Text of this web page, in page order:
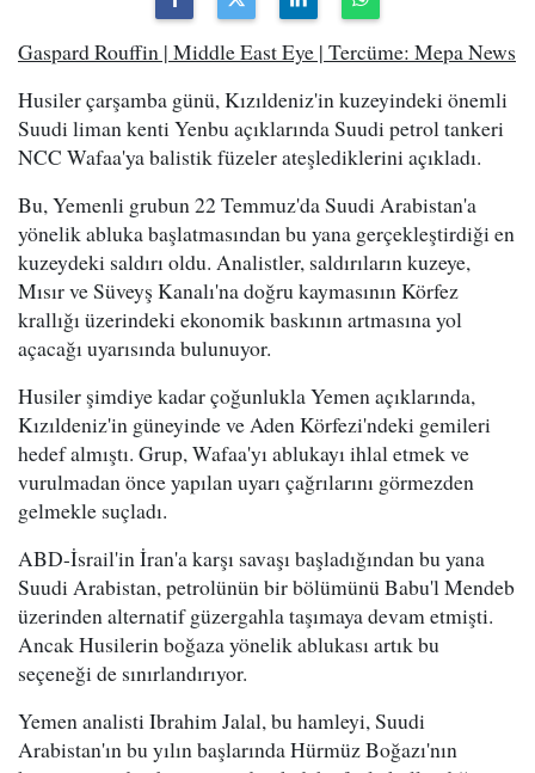
Gaspard Rouffin | Middle East Eye | Tercüme: Mepa News
Husiler çarşamba günü, Kızıldeniz'in kuzeyindeki önemli
Suudi liman kenti Yenbu açıklarında Suudi petrol tankeri
NCC Wafaa'ya balistik füzeler ateşlediklerini açıkladı.
Bu, Yemenli grubun 22 Temmuz'da Suudi Arabistan'a
yönelik abluka başlatmasından bu yana gerçekleştirdiği en
kuzeydeki saldırı oldu. Analistler, saldırıların kuzeye,
Mısır ve Süveyş Kanalı'na doğru kaymasının Körfez
krallığı üzerindeki ekonomik baskının artmasına yol
açacağı uyarısında bulunuyor.
Husiler şimdiye kadar çoğunlukla Yemen açıklarında,
Kızıldeniz'in güneyinde ve Aden Körfezi'ndeki gemileri
hedef almıştı. Grup, Wafaa'yı ablukayı ihlal etmek ve
vurulmadan önce yapılan uyarı çağrılarını görmezden
gelmekle suçladı.
ABD-İsrail'in İran'a karşı savaşı başladığından bu yana
Suudi Arabistan, petrolünün bir bölümünü Babu'l Mendeb
üzerinden alternatif güzergahla taşımaya devam etmişti.
Ancak Husilerin boğaza yönelik ablukası artık bu
seçeneği de sınırlandırıyor.
Yemen analisti Ibrahim Jalal, bu hamleyi, Suudi
Arabistan'ın bu yılın başlarında Hürmüz Boğazı'nın